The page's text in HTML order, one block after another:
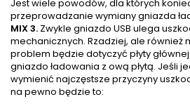
Jest wiele powodów, dla których
przeprowadzanie wymiany gniazda
MIX 3. Zwykle gniazdo USB ulega
mechanicznych. Rzadziej, ale również
problem będzie dotyczyć płyty
gniazdo ładowania z ową płytą. Jeśli
wymienić najczęstsze przyczyny
na pewno będzie to: